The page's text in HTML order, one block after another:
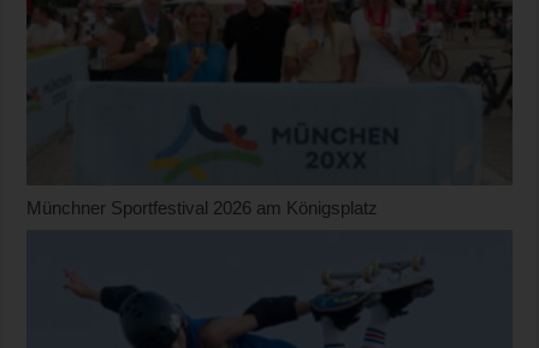
Münchner Sportfestival 2026 am Königsplatz